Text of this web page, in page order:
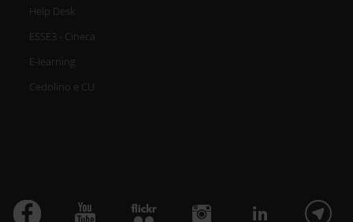
Help Desk
ESSE3 - Cineca
E-learning
Cedolino e CU